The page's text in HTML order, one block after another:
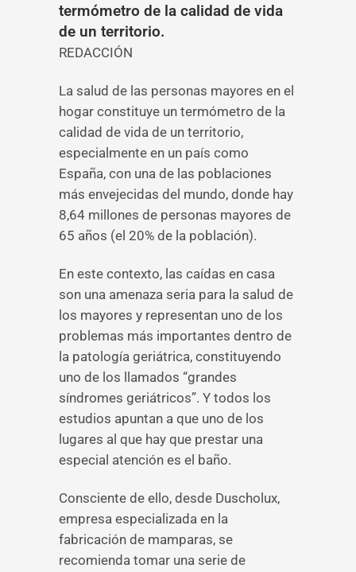
termómetro de la calidad de vida
de un territorio.
REDACCIÓN
La salud de las personas mayores en el
hogar constituye un termómetro de la
calidad de vida de un territorio,
especialmente en un país como
España, con una de las poblaciones
más envejecidas del mundo, donde hay
8,64 millones de personas mayores de
65 años (el 20% de la población).
En este contexto, las caídas en casa
son una amenaza seria para la salud de
los mayores y representan uno de los
problemas más importantes dentro de
la patología geriátrica, constituyendo
uno de los llamados “grandes
síndromes geriátricos”. Y todos los
estudios apuntan a que uno de los
lugares al que hay que prestar una
especial atención es el baño.
Consciente de ello, desde Duscholux,
empresa especializada en la
fabricación de mamparas, se
recomienda tomar una serie de